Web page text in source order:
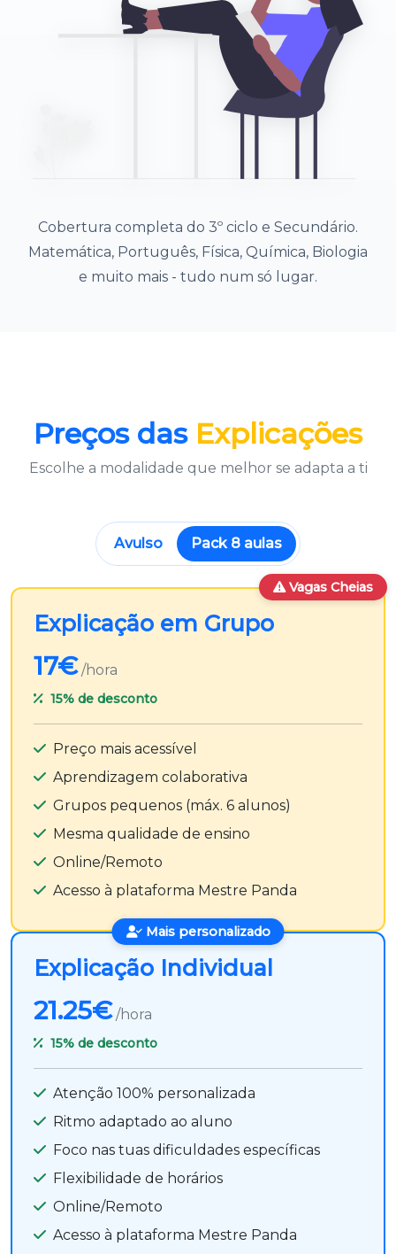
Cobertura completa do 3º ciclo e Secundário.
Matemática, Português, Física, Química, Biologia
e muito mais - tudo num só lugar.
Preços das Explicações
Escolhe a modalidade que melhor se adapta a ti
Avulso Pack 8 aulas
Vagas Cheias
Explicação em Grupo
17€ /hora
15% de desconto
Preço mais acessível
Aprendizagem colaborativa
Grupos pequenos (máx. 6 alunos)
Mesma qualidade de ensino
Online/Remoto
Acesso à plataforma Mestre Panda
Mais personalizado
Explicação Individual
21.25€ /hora
15% de desconto
Atenção 100% personalizada
Ritmo adaptado ao aluno
Foco nas tuas dificuldades específicas
Flexibilidade de horários
Online/Remoto
Acesso à plataforma Mestre Panda